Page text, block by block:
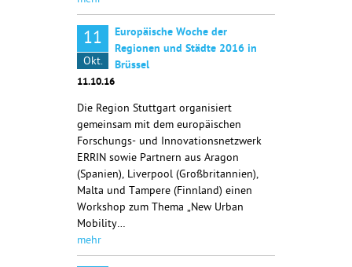
11
Okt.
Europäische Woche der
Regionen und Städte 2016 in
Brüssel
11.10.16
Die Region Stuttgart organisiert
gemeinsam mit dem europäischen
Forschungs- und Innovationsnetzwerk
ERRIN sowie Partnern aus Aragon
(Spanien), Liverpool (Großbritannien),
Malta und Tampere (Finnland) einen
Workshop zum Thema „New Urban
Mobility…
mehr